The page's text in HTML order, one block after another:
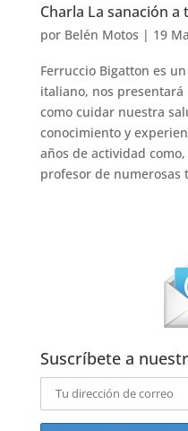
Charla La sanación a
por Belén Motos | 19
Ferruccio Bigatton es
italiano, nos
como cuidar nuestra
conocimiento y
años de actividad
profesor de numerosas
Suscríbete a